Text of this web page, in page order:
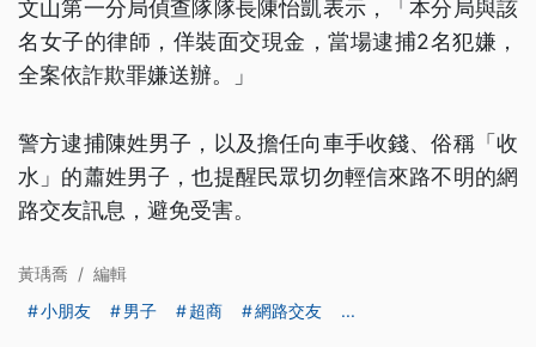
文山第一分局偵查隊隊長陳怡凱表示，「本分局與該
名女子的律師，佯裝面交現金，當場逮捕2名犯嫌，
全案依詐欺罪嫌送辦。」
警方逮捕陳姓男子，以及擔任向車手收錢、俗稱「收
水」的蕭姓男子，也提醒民眾切勿輕信來路不明的網
路交友訊息，避免受害。
黃瑀喬 / 編輯
小朋友
男子 超商 網路交友 ...